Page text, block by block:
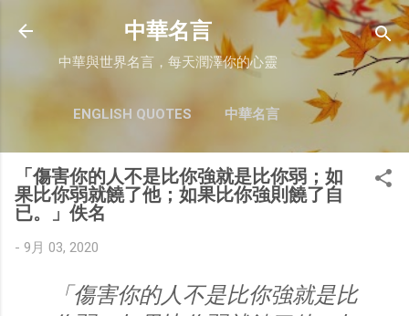
跳至主要內容
中華名言
中華與世界名言，每天潤澤你的心靈
ENGLISH QUOTES 中華名言
「傷害你的人不是比你強就是比你弱；如
果比你弱就饒了他；如果比你強則饒了自
已。」佚名
- 9月 03, 2020
「傷害你的人不是比你強就是比